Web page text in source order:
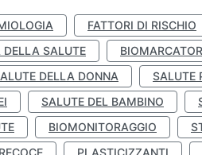
FATTORI DI RISCHIO
DELLA SALUTE
DELLA DONNA SALUTE
SALUTE DEL BAMBINO
BIOMONITORAGGIO
PLASTICIZZANTI